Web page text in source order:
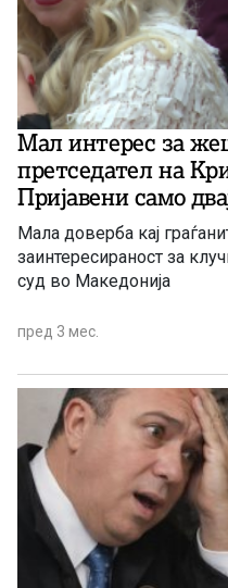
Мал интерес за
претседател на
Пријавени само
Мала доверба кај
заинтересираност за
суд во Македонија
пред 3 мес.